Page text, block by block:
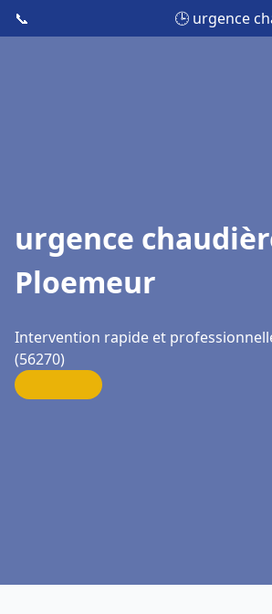
📞 🕒 urgence
urgence
Ploemeur
Intervention rapide et
(56270)